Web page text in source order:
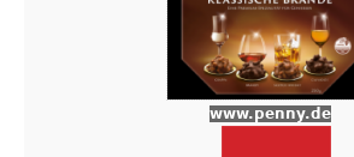
www.penny.de